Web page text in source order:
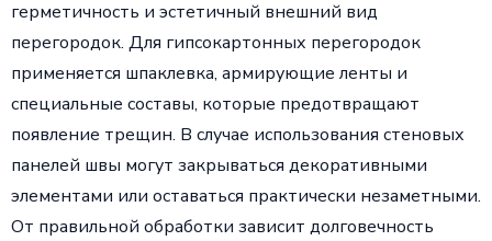
герметичность и эстетичный внешний вид
перегородок. Для гипсокартонных перегородок
применяется шпаклевка, армирующие ленты и
специальные составы, которые предотвращают
появление трещин. В случае использования стеновых
панелей швы могут закрываться декоративными
элементами или оставаться практически незаметными.
От правильной обработки зависит долговечность